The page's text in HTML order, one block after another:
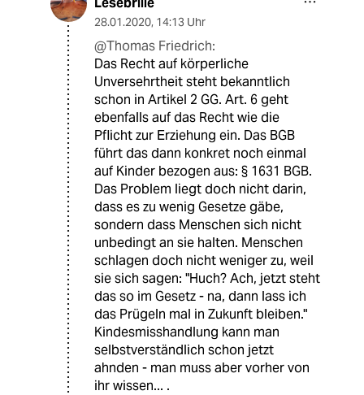
28.01.2020, 14:13 Uhr
@Thomas Friedrich:
Das Recht auf körperliche
Unversehrtheit steht bekanntlich
schon in Artikel 2 GG. Art. 6 geht
ebenfalls auf das Recht wie die
Pflicht zur Erziehung ein. Das BGB
führt das dann konkret noch einmal
auf Kinder bezogen aus: § 1631 BGB.
Das Problem liegt doch nicht darin,
dass es zu wenig Gesetze gäbe,
sondern dass Menschen sich nicht
unbedingt an sie halten. Menschen
schlagen doch nicht weniger zu, weil
sie sich sagen: "Huch? Ach, jetzt steht
das so im Gesetz - na, dann lass ich
das Prügeln mal in Zukunft bleiben."
Kindesmisshandlung kann man
selbstverständlich schon jetzt
ahnden - man muss aber vorher von
ihr wissen... .